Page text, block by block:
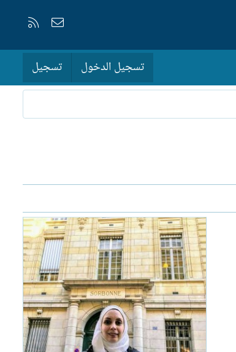
إتصل بنا
تسجيل الدخول تسجيل